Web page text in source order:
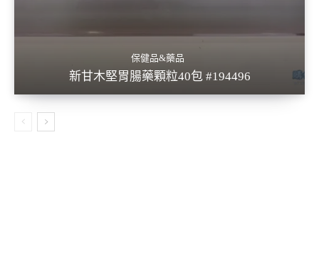
保健品&藥品
新甘木堅胃腸藥顆粒40包 #194496